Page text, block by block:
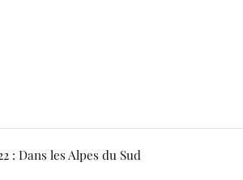
: Dans les Alpes du Sud